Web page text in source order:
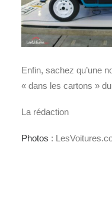
Enfin, sachez qu’une
« dans les cartons »
La rédaction
Photos :